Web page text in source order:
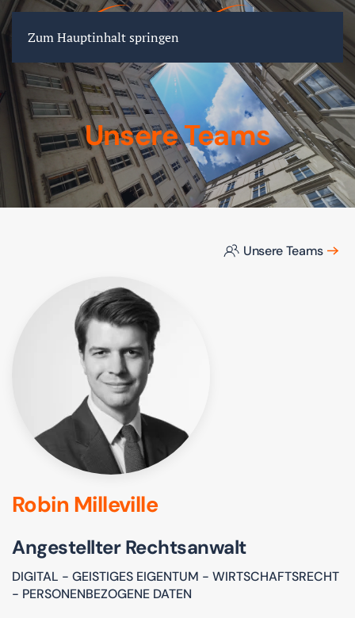
Zum Hauptinhalt springen
Unsere Teams
Unsere Teams
Robin Milleville
Angestellter Rechtsanwalt
DIGITAL - GEISTIGES EIGENTUM - WIRTSCHAFTSRECHT
- PERSONENBEZOGENE DATEN